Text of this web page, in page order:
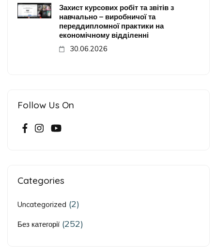
Захист курсових робіт та звітів з
навчально – виробничої та
переддипломної практики на
економічному відділенні
30.06.2026
Follow Us On
Categories
Uncategorized (2)
Без категорії (252)